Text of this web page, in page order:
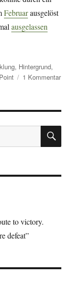
Februarausgelöst
ausgelassen
, Hintergrund,
1 Kommentarzu
to victory.
defeat”